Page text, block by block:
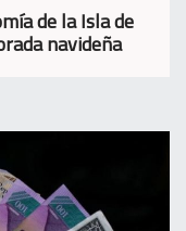
de la Isla de
navideña